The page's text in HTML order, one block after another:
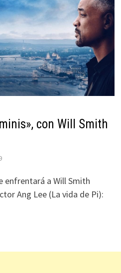
con Will Smith
enfrentará a Will Smith
Ang Lee (La vida de Pi):